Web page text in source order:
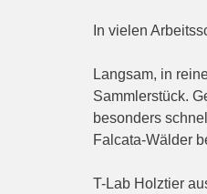
In vielen
Langsam, in
Sammlerstück.
besonders
Falcata-Wälder
T-Lab Holztier